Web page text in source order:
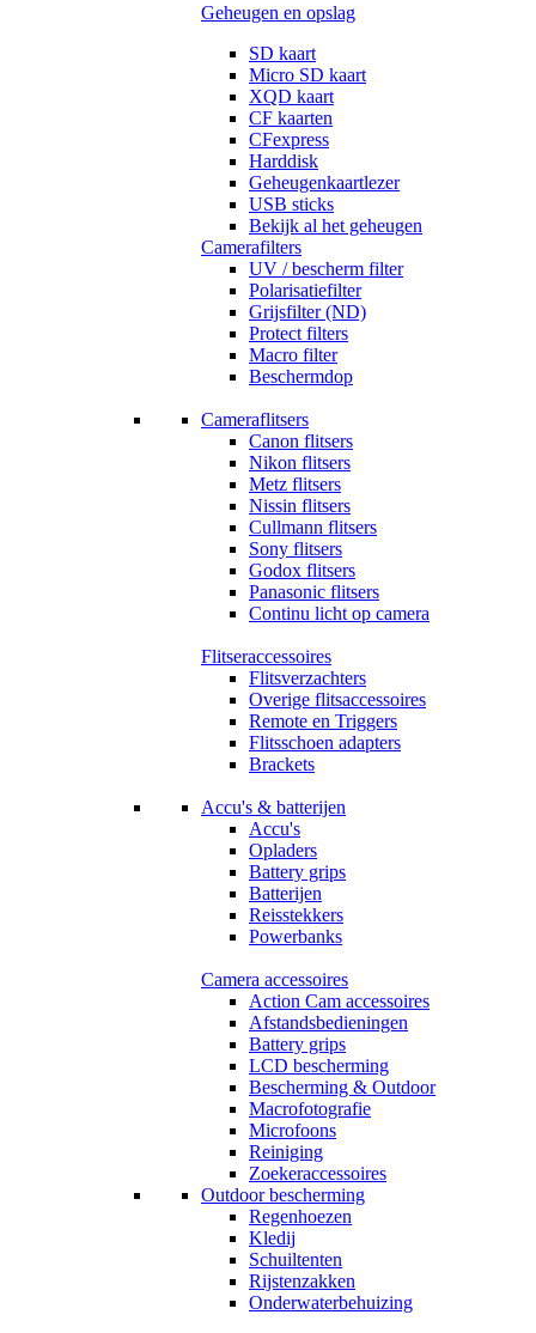
Geheugen en opslag
SD kaart
Micro SD kaart
XQD kaart
CF kaarten
CFexpress
Harddisk
Geheugenkaartlezer
USB sticks
Bekijk al het geheugen
Camerafilters
UV / bescherm filter
Polarisatiefilter
Grijsfilter (ND)
Protect filters
Macro filter
Beschermdop
Cameraflitsers
Canon flitsers
Nikon flitsers
Metz flitsers
Nissin flitsers
Cullmann flitsers
Sony flitsers
Godox flitsers
Panasonic flitsers
Continu licht op camera
Flitseraccessoires
Flitsverzachters
Overige flitsaccessoires
Remote en Triggers
Flitsschoen adapters
Brackets
Accu's & batterijen
Accu's
Opladers
Battery grips
Batterijen
Reisstekkers
Powerbanks
Camera accessoires
Action Cam accessoires
Afstandsbedieningen
Battery grips
LCD bescherming
Bescherming & Outdoor
Macrofotografie
Microfoons
Reiniging
Zoekeraccessoires
Outdoor bescherming
Regenhoezen
Kledij
Schuiltenten
Rijstenzakken
Onderwaterbehuizing